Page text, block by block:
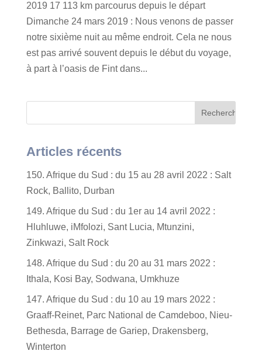
2019 17 113 km parcourus depuis le départ
Dimanche 24 mars 2019 : Nous venons de passer
notre sixième nuit au même endroit. Cela ne nous
est pas arrivé souvent depuis le début du voyage,
à part à l’oasis de Fint dans...
Articles récents
150. Afrique du Sud : du 15 au 28 avril 2022 : Salt
Rock, Ballito, Durban
149. Afrique du Sud : du 1er au 14 avril 2022 :
Hluhluwe, iMfolozi, Sant Lucia, Mtunzini,
Zinkwazi, Salt Rock
148. Afrique du Sud : du 20 au 31 mars 2022 :
Ithala, Kosi Bay, Sodwana, Umkhuze
147. Afrique du Sud : du 10 au 19 mars 2022 :
Graaff-Reinet, Parc National de Camdeboo, Nieu-
Bethesda, Barrage de Gariep, Drakensberg,
Winterton